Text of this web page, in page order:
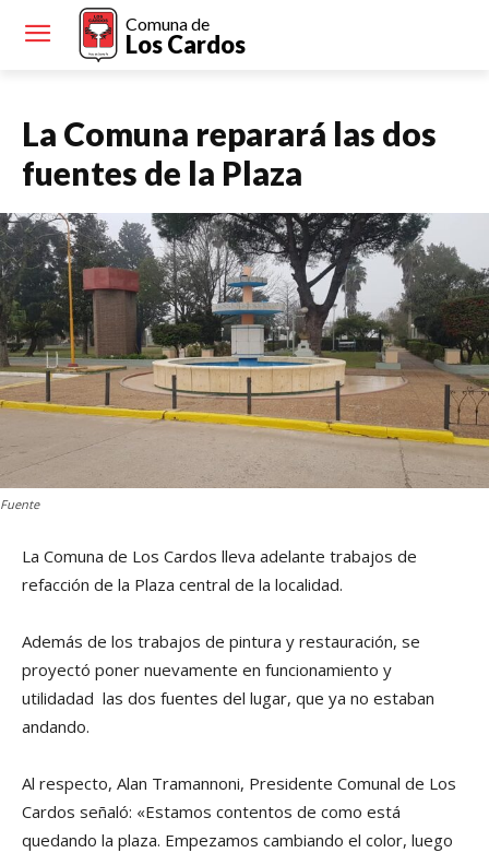
Comuna de
Los Cardos
La Comuna reparará las dos
fuentes de la Plaza
Fuente
La Comuna de Los Cardos lleva adelante trabajos de
refacción de la Plaza central de la localidad.
Además de los trabajos de pintura y restauración, se
proyectó poner nuevamente en funcionamiento y
utilidadad las dos fuentes del lugar, que ya no estaban
andando.
Al respecto, Alan Tramannoni, Presidente Comunal de Los
Cardos señaló: «Estamos contentos de como está
quedando la plaza. Empezamos cambiando el color, luego